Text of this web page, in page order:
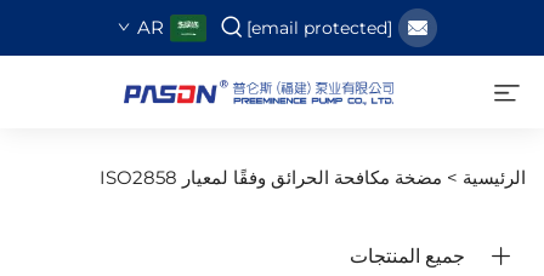
[email protected]
AR
الرئيسية > مضخة مكافحة الحرائق وفقًا لمعيار ISO2858
جميع المنتجات